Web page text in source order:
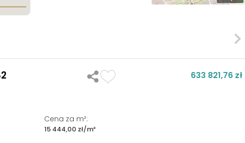
633 821,76 zł
Cena za m²:
15 444,00 zł/m²